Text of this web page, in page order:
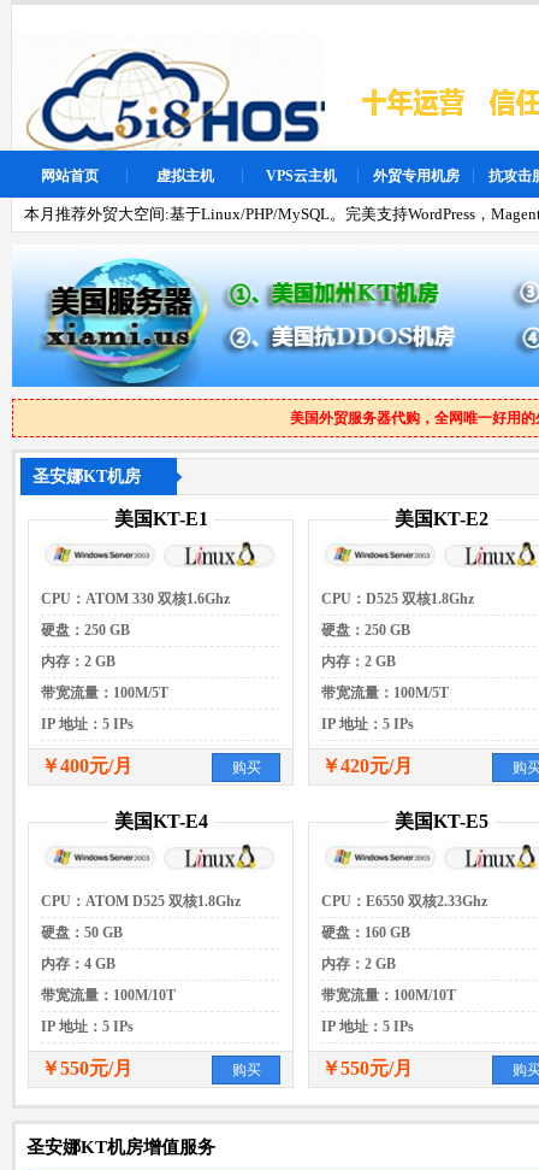
网站首页 虚拟主机 VPS云主机 外贸专用机房 抗攻击
本月推荐外贸大空间:基于Linux/PHP/MySQL。完美支持WordPress，
美国外贸服务器代购，全网唯一好用的
圣安娜KT机房
美国KT-E1
CPU：ATOM 330 双核1.6Ghz
硬盘：250 GB
内存：2 GB
带宽流量：100M/5T
IP 地址：5 IPs
￥400元/月 购买
美国KT-E2
CPU：D525 双核1.8Ghz
硬盘：250 GB
内存：2 GB
带宽流量：100M/5T
IP 地址：5 IPs
￥420元/月 购
美国KT-E4
CPU：ATOM D525 双核1.8Ghz
硬盘：50 GB
内存：4 GB
带宽流量：100M/10T
IP 地址：5 IPs
￥550元/月 购买
美国KT-E5
CPU：E6550 双核2.33Ghz
硬盘：160 GB
内存：2 GB
带宽流量：100M/10T
IP 地址：5 IPs
￥550元/月 购
圣安娜KT机房增值服务